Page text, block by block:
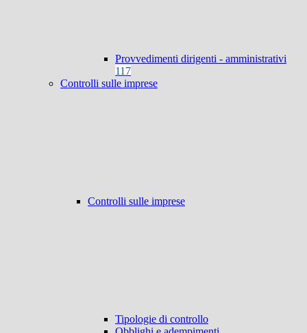
Provvedimenti dirigenti - amministrativi
117
Controlli sulle imprese
Controlli sulle imprese
Tipologie di controllo